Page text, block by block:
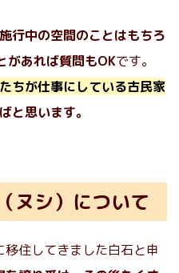
施行中の空間のことはもちろ
があれば質問もOKです。
ちが仕事にしている古民家
と思います。
ヌシ）について
住してきました白石と申